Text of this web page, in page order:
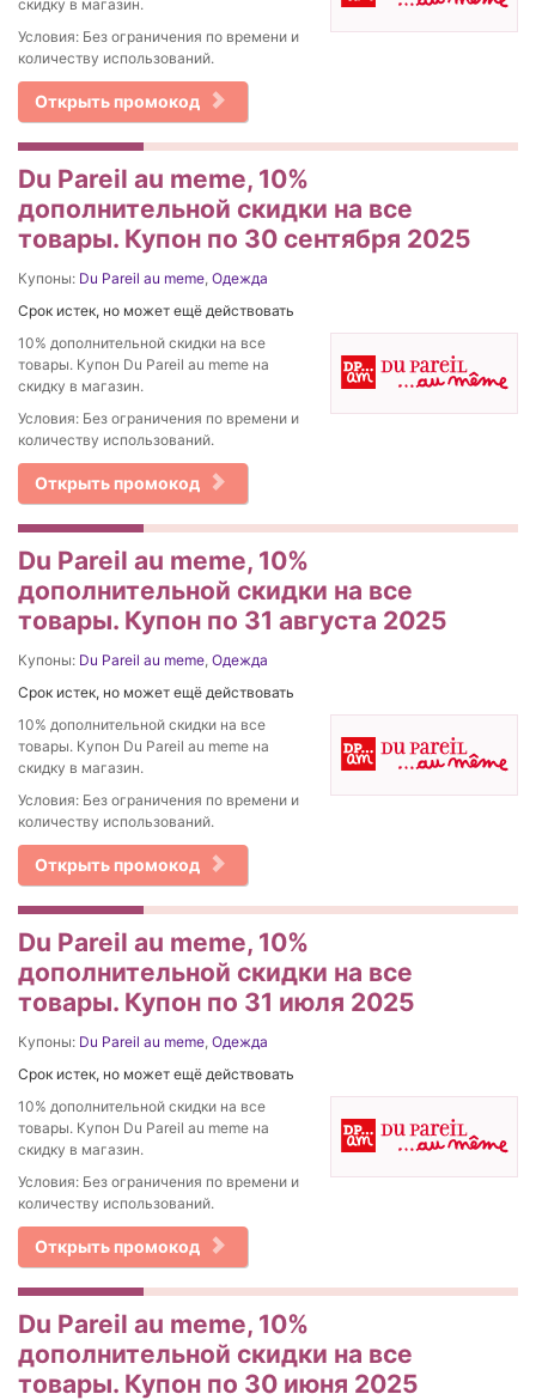
скидку в магазин.
Условия: Без ограничения по времени и
количеству использований.
Открыть промокод
Du Pareil au meme, 10%
дополнительной скидки на все
товары. Купон по 30 сентября 2025
Купоны: Du Pareil au meme, Одежда
Срок истек, но может ещё действовать
10% дополнительной скидки на все
товары. Купон Du Pareil au meme на
скидку в магазин.
Условия: Без ограничения по времени и
количеству использований.
Открыть промокод
Du Pareil au meme, 10%
дополнительной скидки на все
товары. Купон по 31 августа 2025
Купоны: Du Pareil au meme, Одежда
Срок истек, но может ещё действовать
10% дополнительной скидки на все
товары. Купон Du Pareil au meme на
скидку в магазин.
Условия: Без ограничения по времени и
количеству использований.
Открыть промокод
Du Pareil au meme, 10%
дополнительной скидки на все
товары. Купон по 31 июля 2025
Купоны: Du Pareil au meme, Одежда
Срок истек, но может ещё действовать
10% дополнительной скидки на все
товары. Купон Du Pareil au meme на
скидку в магазин.
Условия: Без ограничения по времени и
количеству использований.
Открыть промокод
Du Pareil au meme, 10%
дополнительной скидки на все
товары. Купон по 30 июня 2025